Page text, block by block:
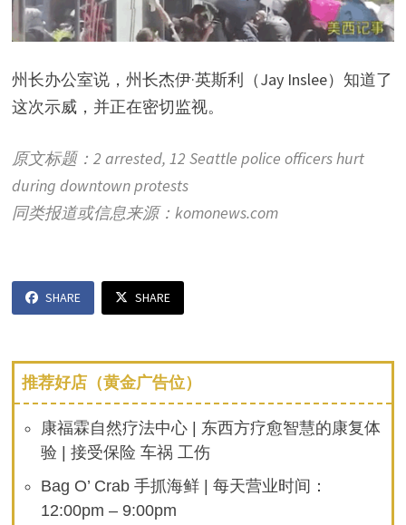
州长办公室说，州长杰伊·英斯利（Jay Inslee）知道了
这次示威，并正在密切监视。
原文标题：2 arrested, 12 Seattle police officers hurt
during downtown protests
同类报道或信息来源：komonews.com
SHARE SHARE
推荐好店（黄金广告位）
康福霖自然疗法中心 | 东西方疗愈智慧的康复体
验 | 接受保险 车祸 工伤
Bag O’ Crab 手抓海鲜 | 每天营业时间：
12:00pm – 9:00pm